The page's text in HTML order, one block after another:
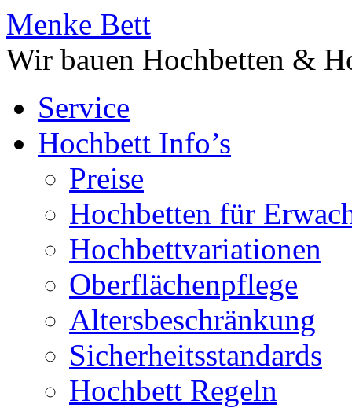
Menke Bett
Wir bauen Hochbetten &
Service
Hochbett Info’s
Preise
Hochbetten für
Hochbettvariationen
Oberflächenpflege
Altersbeschränkung
Sicherheitsstandards
Hochbett Regeln